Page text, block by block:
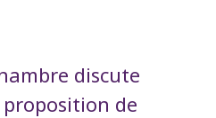
discute
de